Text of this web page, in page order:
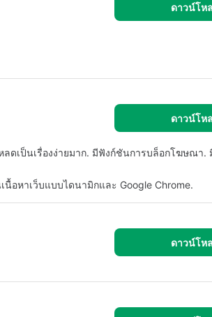
ดาวน์โห
ดาวน์โห
ดเป็นเรื่องง่ายมาก. มีฟังก์ชันการบล็อกโฆษณา.
อหาเว็บแบบไดนามิกและ Google Chrome.
ดาวน์โห